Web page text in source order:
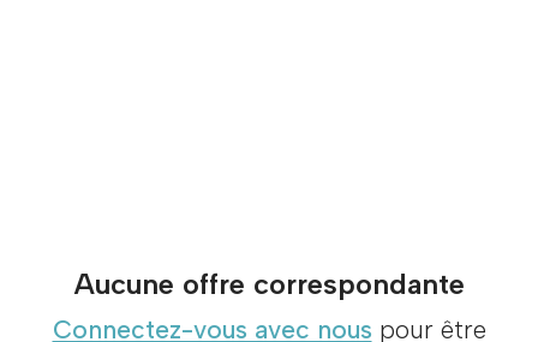
Aucune offre correspondante
Connectez-vous avec nous pour être